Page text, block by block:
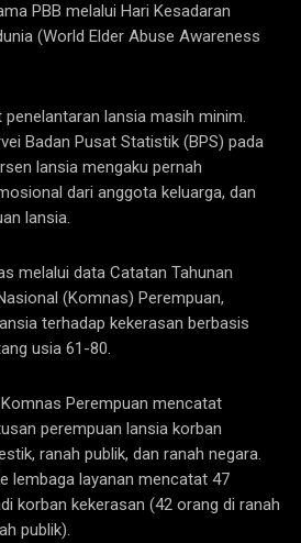
PBB melalui Hari Kesadaran
(World Elder Abuse Awareness
lansia masih minim.
Badan Pusat Statistik (BPS) pada
lansia mengaku pernah
dari anggota keluarga, dan
lansia.
melalui data Catatan Tahunan
(Komnas) Perempuan,
terhadap kekerasan berbasis
usia 61-80.
Perempuan mencatat
perempuan lansia korban
ranah publik, dan ranah negara.
lembaga layanan mencatat 47
korban kekerasan (42 orang di ranah
publik).